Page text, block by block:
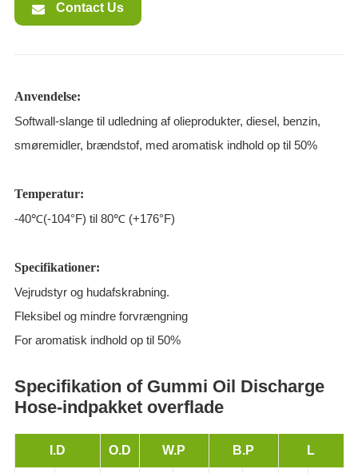
Contact Us
Anvendelse:
Softwall-slange til udledning af olieprodukter, diesel, benzin,
smøremidler, brændstof, med aromatisk indhold op til 50%
Temperatur:
-40℃(-104°F) til 80℃ (+176°F)
Specifikationer:
Vejrudstyr og hudafskrabning.
Fleksibel og mindre forvrængning
For aromatisk indhold op til 50%
Specifikation of Gummi Oil Discharge
Hose-indpakket overflade
I.D O.D W.P B.P L